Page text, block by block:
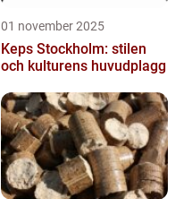
01 november 2025
Keps Stockholm: stilen
och kulturens huvudplagg